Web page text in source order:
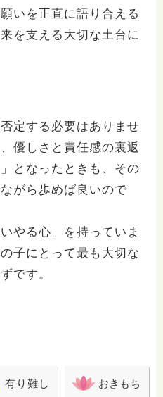
いを正直に語り合える
を支える大切な土台に
定する必要はありませ
優しさと責任感の裏返
となったときも、その
がら歩めば良いので
やる心」を持っていま
子にとって最も大切な
です。
有り難し おきもち